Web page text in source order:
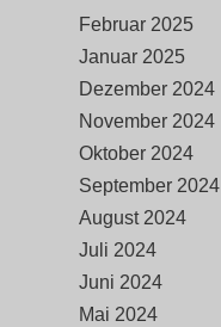
Februar 2025
Januar 2025
Dezember 2024
November 2024
Oktober 2024
September 2024
August 2024
Juli 2024
Juni 2024
Mai 2024